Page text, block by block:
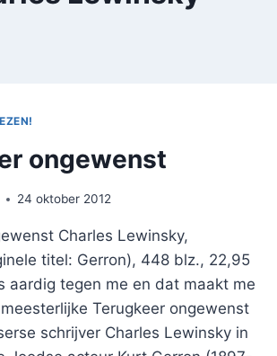
ongewenst
24 oktober 2012
Charles Lewinsky,
titel: Gerron), 448 blz., 22,95
aardig tegen me en dat maakt me
Terugkeer ongewenst
schrijver Charles Lewinsky in